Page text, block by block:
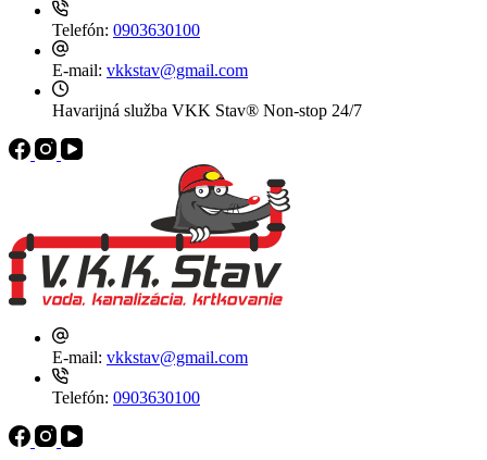
Telefón: 0903630100
E-mail: vkkstav@gmail.com
Havarijná služba VKK Stav® Non-stop 24/7
E-mail: vkkstav@gmail.com
Telefón: 0903630100